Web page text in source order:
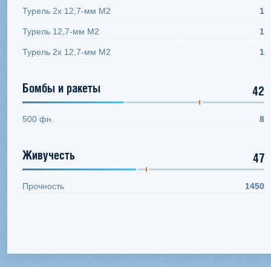
Турель 2x 12,7-мм M2 1
Турель 12,7-мм M2 1
Турель 2x 12,7-мм M2 1
Бомбы и ракеты 42
500 фн. 8
Живучесть 47
Прочность 1450